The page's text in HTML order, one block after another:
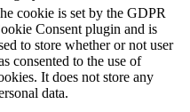
cookie is set by the GDPR
Consent plugin and is
to store whether or not user
consented to the use of
It does not store any
data.